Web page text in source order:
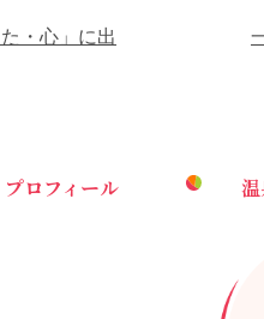
・心」に出
プロフィール